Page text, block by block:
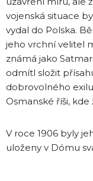
vojenská situace
vydal do Polska.
jeho vrchní velitel
známá jako
odmítl složit
dobrovolného
Osmanské říši, kde
V roce 1906 byly
uloženy v Dómu